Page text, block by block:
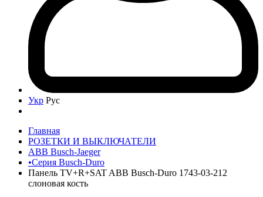
Укр Рус
Главная
РОЗЕТКИ И ВЫКЛЮЧАТЕЛИ
ABB Busch-Jaeger
•Серия Busch-Duro
Панель TV+R+SAT ABB Busch-Duro 1743-03-212
слоновая кость